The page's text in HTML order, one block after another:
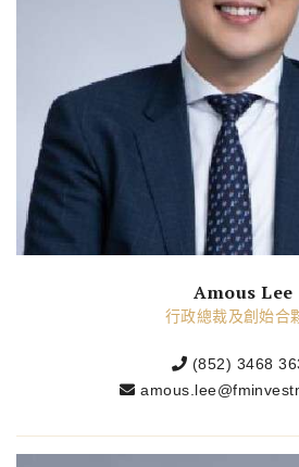
Amous Lee
行政總裁及創始合
(852) 3468